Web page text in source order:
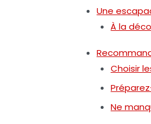
Une
À la
Choisir
Ne